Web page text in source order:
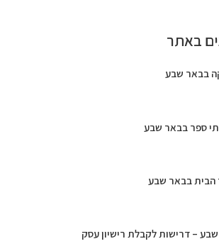
באתר
בבאר שבע
ספר בבאר שבע
הבית בבאר שבע
– דרישות לקבלת רישיון עסק